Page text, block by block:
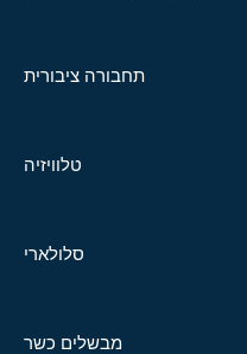
תחבורה ציבורית
טלוויזיה
סלולארי
מבשלים כשר